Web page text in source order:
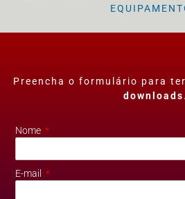
Preencha o formulário para
downloads.
Nome
E-mail